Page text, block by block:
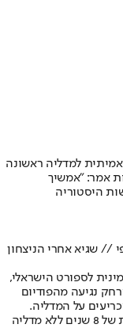
למדליה ראשונה
אמר: "אמשיך
היסטוריה
// שגיא אחרי הניצחון
לספורט הישראלי,
נגיעה מהפודיום
על המדליה.
המשמעות - כולנו נמשיך לחכות לשבירת הבצורת של 8 שנים ללא מדליה